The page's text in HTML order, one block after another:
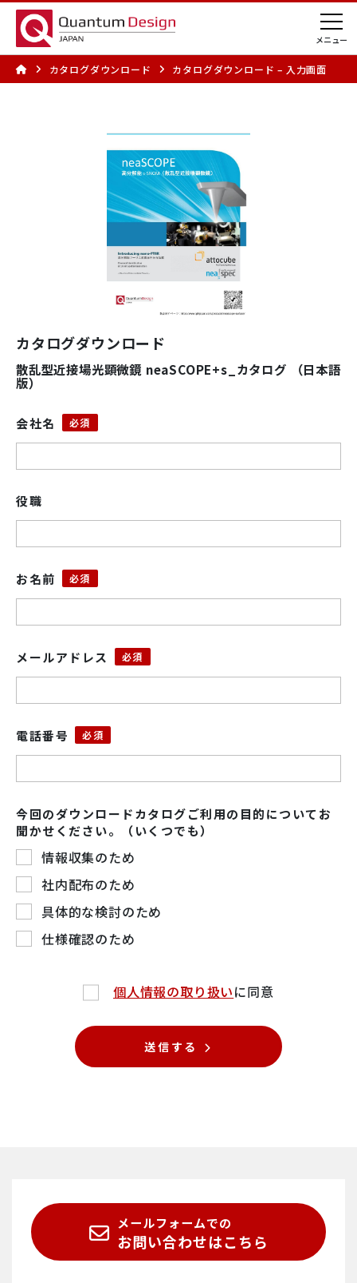
カタログダウンロード カタログダウンロード – 入力画面
カタログダウンロード
散乱型近接場光顕微鏡 neaSCOPE+s_カタログ （日本語
版）
会社名
役職
お名前
メールアドレス
電話番号
今回のダウンロードカタログご利用の目的についてお
聞かせください。（いくつでも）
情報収集のため
社内配布のため
具体的な検討のため
仕様確認のため
個人情報の取り扱いに同意
送信する
メールフォームでの
お問い合わせはこちら